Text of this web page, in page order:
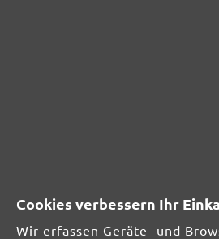
Produktgalerie überspringen
Cookies verbessern Ihr
Wir erfassen Geräte- und